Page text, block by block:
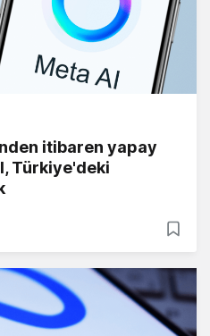
itibaren yapay
Türkiye'deki